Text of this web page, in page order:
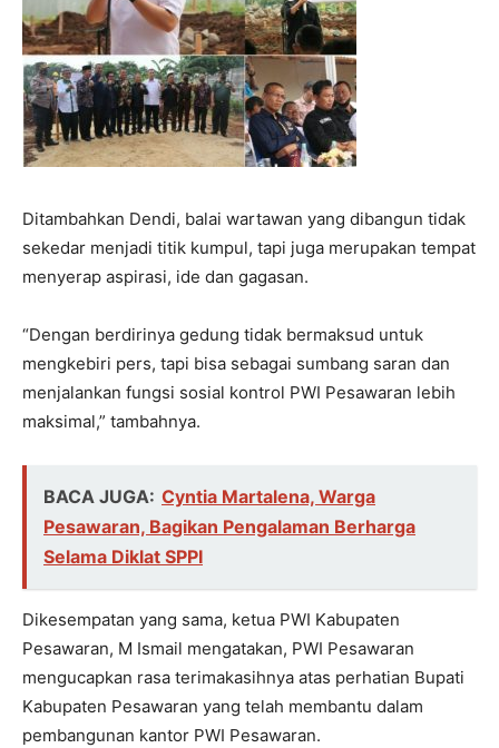
Ditambahkan Dendi, balai wartawan yang dibangun tidak
sekedar menjadi titik kumpul, tapi juga merupakan tempat
menyerap aspirasi, ide dan gagasan.
“Dengan berdirinya gedung tidak bermaksud untuk
mengkebiri pers, tapi bisa sebagai sumbang saran dan
menjalankan fungsi sosial kontrol PWI Pesawaran lebih
maksimal,” tambahnya.
BACA JUGA: Cyntia Martalena, Warga
Pesawaran, Bagikan Pengalaman Berharga
Selama Diklat SPPI
Dikesempatan yang sama, ketua PWI Kabupaten
Pesawaran, M Ismail mengatakan, PWI Pesawaran
mengucapkan rasa terimakasihnya atas perhatian Bupati
Kabupaten Pesawaran yang telah membantu dalam
pembangunan kantor PWI Pesawaran.